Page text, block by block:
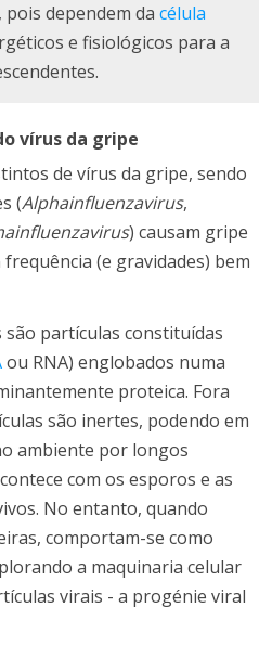
dependem da célula
e fisiológicos para a
vírus da gripe
de vírus da gripe, sendo
(Alphainfluenzavirus,
) causam gripe
(e gravidades) bem
partículas constituídas
ou RNA) englobados numa
proteica. Fora
são inertes, podendo em
ambiente por longos
com os esporos e as
No entanto, quando
comportam-se como
a maquinaria celular
virais - a progénie viral